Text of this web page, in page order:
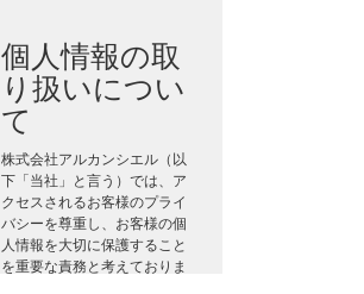
個人情報の取
り扱いについ
て
株式会社アルカンシエル（以
下「当社」と言う）では、ア
クセスされるお客様のプライ
バシーを尊重し、お客様の個
人情報を大切に保護すること
を重要な責務と考えておりま